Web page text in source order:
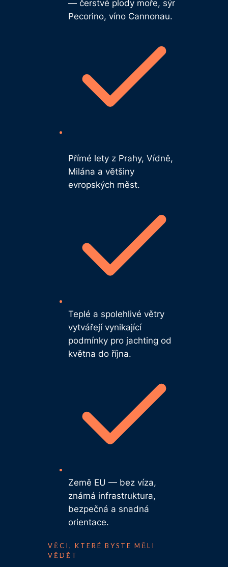
— čerstvé plody moře, sýr
Pecorino, víno Cannonau.
Přímé lety z Prahy, Vídně,
Milána a většiny
evropských měst.
Teplé a spolehlivé větry
vytvářejí vynikající
podmínky pro jachting od
května do října.
Země EU — bez víza,
známá infrastruktura,
bezpečná a snadná
orientace.
VĚCI, KTERÉ BYSTE MĚLI
VĚDĚT